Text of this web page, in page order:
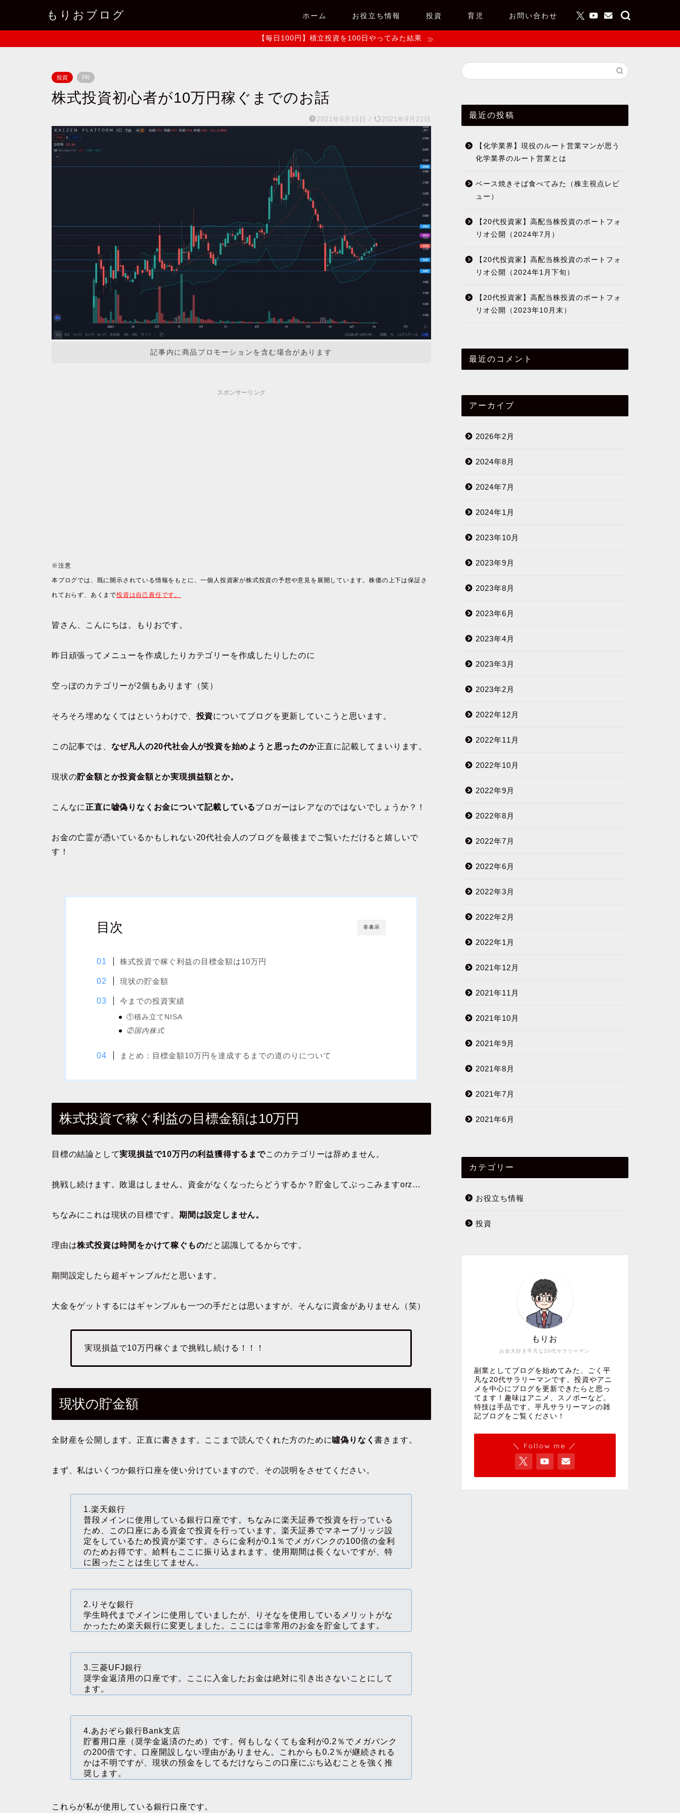
もりおブログ ホーム お役立ち情報 投資 育児 お問い合わせ
【毎日100円】積立投資を100日やってみた結果
投資 PR
株式投資初心者が10万円稼ぐまでのお話
2021年6月15日 / 2021年9月21日
記事内に商品プロモーションを含む場合があります
スポンサーリンク
※注意
本ブログでは、既に開示されている情報をもとに、一個人投資家が株式投資の予想や意見を展開しています。株価の上下は保証さ
れておらず、あくまで投資は自己責任です。
皆さん、こんにちは。もりおです。
昨日頑張ってメニューを作成したりカテゴリーを作成したりしたのに
空っぽのカテゴリーが2個もあります（笑）
そろそろ埋めなくてはというわけで、 投資についてブログを更新していこうと思います。
この記事では、 なぜ凡人の20代社会人が投資を始めようと思ったのか正直に記載してまいります。
現状の貯金額とか投資金額とか実現損益額とか。
こんなに 正直に嘘偽りなくお金について記載しているブロガーはレアなのではないでしょうか？！
お金の亡霊が憑いているかもしれない20代社会人のブログを最後までご覧いただけると嬉しいで
す！
非表示
目次
株式投資で稼ぐ利益の目標金額は10万円
現状の貯金額
今までの投資実績
①積み立てNISA
②国内株式
まとめ：目標金額10万円を達成するまでの道のりについて
株式投資で稼ぐ利益の目標金額は10万円
目標の結論として実現損益で10万円の利益獲得するまでこのカテゴリーは辞めません。
挑戦し続けます。敗退はしません。資金がなくなったらどうするか？貯金してぶっこみますorz…
ちなみにこれは現状の目標です。 期間は設定しません。
理由は株式投資は時間をかけて稼ぐものだと認識してるからです。
期間設定したら超ギャンブルだと思います。
大金をゲットするにはギャンブルも一つの手だとは思いますが、そんなに資金がありません（笑）
実現損益で10万円稼ぐまで挑戦し続ける！！！
現状の貯金額
全財産を公開します。正直に書きます。ここまで読んでくれた方のために 噓偽りなく書きます。
まず、私はいくつか銀行口座を使い分けていますので、その説明をさせてください。
1.楽天銀行
普段メインに使用している銀行口座です。ちなみに楽天証券で投資を行っている
ため、この口座にある資金で投資を行っています。楽天証券でマネーブリッジ設
定をしているため投資が楽です。さらに金利が0.1％でメガバンクの100倍の金利
のためお得です。給料もここに振り込まれます。使用期間は長くないですが、特
に困ったことは生じてません。
2.りそな銀行
学生時代までメインに使用していましたが、りそなを使用しているメリットがな
かったため楽天銀行に変更しました。ここには非常用のお金を貯金してます。
3.三菱UFJ銀行
奨学金返済用の口座です。ここに入金したお金は絶対に引き出さないことにして
ます。
4.あおぞら銀行Bank支店
貯蓄用口座（奨学金返済のため）です。何もしなくても金利が0.2％でメガバンク
の200倍です。口座開設しない理由がありません。これからも0.2％が継続される
かは不明ですが、現状の預金をしてるだけならこの口座にぶち込むことを強く推
奨します。
これらが私が使用している銀行口座です。
最近の投稿
【化学業界】現役のルート営業マンが思う
化学業界のルート営業とは
ベース焼きそば食べてみた（株主視点レビ
ュー）
【20代投資家】高配当株投資のポートフォ
リオ公開（2024年7月）
【20代投資家】高配当株投資のポートフォ
リオ公開（2024年1月下旬）
【20代投資家】高配当株投資のポートフォ
リオ公開（2023年10月末）
最近のコメント
アーカイブ
2026年2月
2024年8月
2024年7月
2024年1月
2023年10月
2023年9月
2023年8月
2023年6月
2023年4月
2023年3月
2023年2月
2022年12月
2022年11月
2022年10月
2022年9月
2022年8月
2022年7月
2022年6月
2022年3月
2022年2月
2022年1月
2021年12月
2021年11月
2021年10月
2021年9月
2021年8月
2021年7月
2021年6月
カテゴリー
お役立ち情報
投資
お金大好き平凡な20代サラリーマン
もりお
副業としてブログを始めてみた、ごく平
凡な20代サラリーマンです。投資やアニ
メを中心にブログを更新できたらと思っ
てます！趣味はアニメ、スノボーなど。
特技は手品です。平凡サラリーマンの雑
記ブログをご覧ください！
＼ Follow me ／